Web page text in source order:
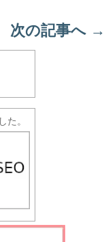
次の記事へ →
た。